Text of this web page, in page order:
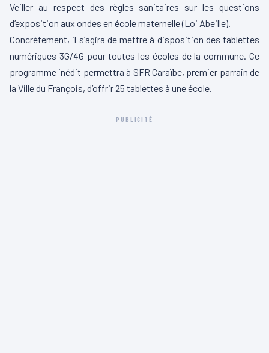
Veiller au respect des règles sanitaires sur les questions
d’exposition aux ondes en école maternelle (Loi Abeille).
Concrètement, il s’agira de mettre à disposition des tablettes
numériques 3G/4G pour toutes les écoles de la commune. Ce
programme inédit permettra à SFR Caraïbe, premier parrain de
la Ville du François, d’offrir 25 tablettes à une école.
PUBLICITÉ